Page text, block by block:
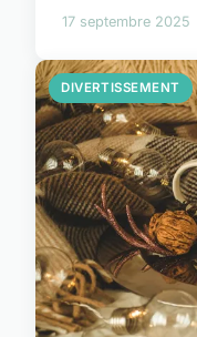
17 septembre 2025
DIVERTISSEMENT